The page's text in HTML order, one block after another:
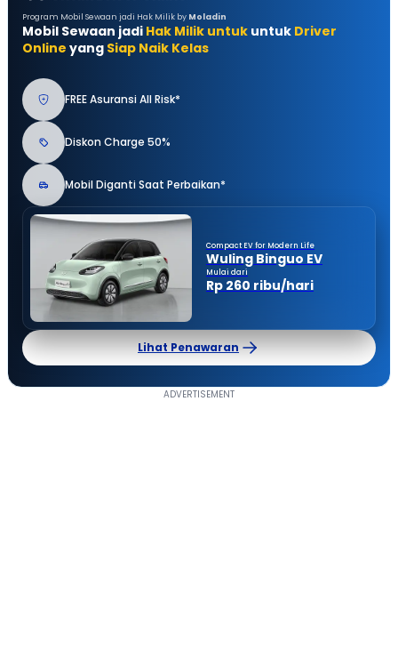
Program Mobil Sewaan jadi Hak Milik by Moladin
Mobil Sewaan jadi Hak Milik untuk untuk Driver
Online yang Siap Naik Kelas
FREE Asuransi All Risk*
Diskon Charge 50%
Mobil Diganti Saat Perbaikan*
Compact EV for Modern Life
Wuling Binguo EV
Mulai dari
Rp 260 ribu/hari
Lihat Penawaran